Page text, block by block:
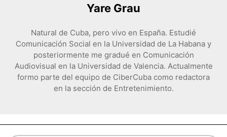
Yare Grau
Natural de Cuba, pero vivo en España. Estudié
Comunicación Social en la Universidad de La Habana y
posteriormente me gradué en Comunicación
Audiovisual en la Universidad de Valencia. Actualmente
formo parte del equipo de CiberCuba como redactora
en la sección de Entretenimiento.